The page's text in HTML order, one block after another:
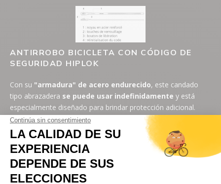
ANTIRROBO BICICLETA CON CÓDIGO DE
SEGURIDAD HIPLOK
Con su "armadura" de acero endurecido, este candado
tipo abrazadera se puede usar indefinidamente y está
especialmente diseñado para brindar protección adicional.
El candado antirrobo Z Lok Combo de Hiplok es ideal para
muchos accesorios o equipamiento, como cochecitos,
de bikepacking, maletas,
o también como
complemento a un portabicicletas.